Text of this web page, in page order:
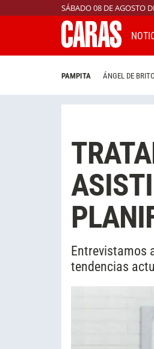
SÁBADO 08 DE AGOSTO
PAMPITA ÁNGEL DE BRITO
Entrevistamos
tendencias